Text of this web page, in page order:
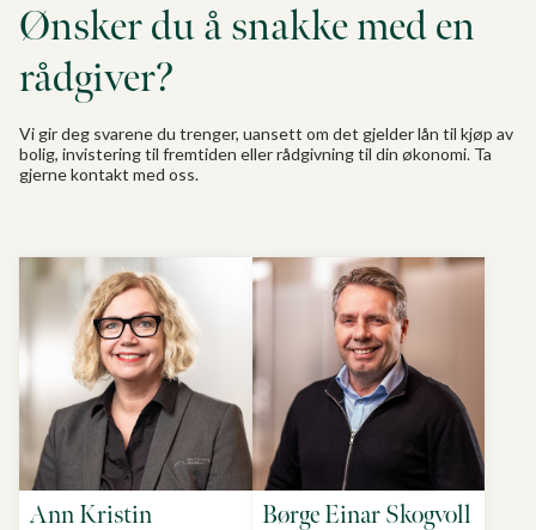
Ønsker du å snakke med en
rådgiver?
Vi gir deg svarene du trenger, uansett om det gjelder lån til kjøp av
bolig, invistering til fremtiden eller rådgivning til din økonomi. Ta
gjerne kontakt med oss.
Ann Kristin
Børge Einar Skogvoll